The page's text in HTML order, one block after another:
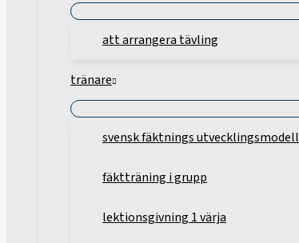
att arrangera tävling
tränare
svensk fäktnings utvecklingsmodell
fäktträning i grupp
lektionsgivning 1 värja